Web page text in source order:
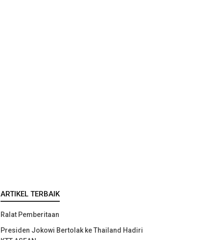
ARTIKEL TERBAIK
Ralat Pemberitaan
Presiden Jokowi Bertolak ke Thailand Hadiri